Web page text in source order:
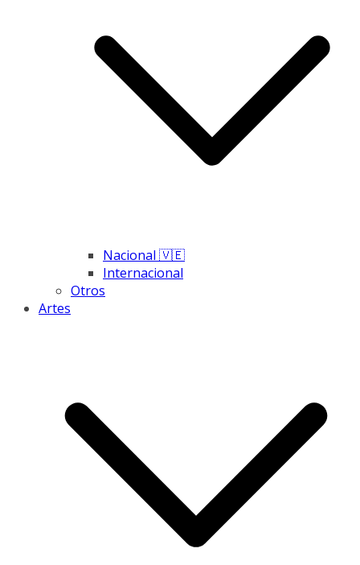
Nacional 🇻🇪
Internacional
Otros
Artes